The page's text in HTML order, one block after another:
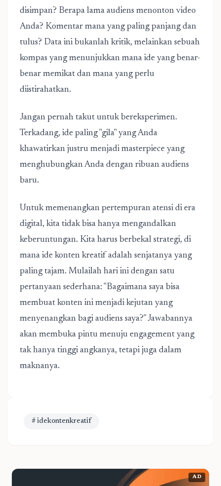
disimpan? Berapa lama audiens menonton video
Anda? Komentar mana yang paling panjang dan
tulus? Data ini bukanlah kritik, melainkan sebuah
kompas yang menunjukkan mana ide yang benar-
benar memikat dan mana yang perlu
diistirahatkan.
Jangan pernah takut untuk bereksperimen.
Terkadang, ide paling "gila" yang Anda
khawatirkan justru menjadi masterpiece yang
menghubungkan Anda dengan ribuan audiens
baru.
Untuk memenangkan pertempuran atensi di era
digital, kita tidak bisa hanya mengandalkan
keberuntungan. Kita harus berbekal strategi, di
mana ide konten kreatif adalah senjatanya yang
paling tajam. Mulailah hari ini dengan satu
pertanyaan sederhana: "Bagaimana saya bisa
membuat konten ini menjadi kejutan yang
menyenangkan bagi audiens saya?" Jawabannya
akan membuka pintu menuju engagement yang
tak hanya tinggi angkanya, tetapi juga dalam
maknanya.
# idekontenkreatif
AD